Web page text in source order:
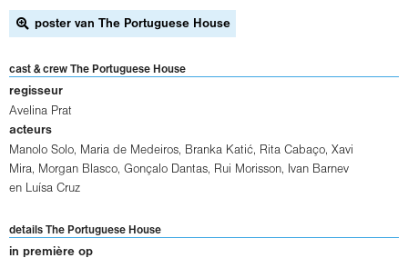
poster van The Portuguese House
cast & crew The Portuguese House
regisseur
Avelina Prat
acteurs
Manolo Solo, Maria de Medeiros, Branka Katić, Rita Cabaço, Xavi
Mira, Morgan Blasco, Gonçalo Dantas, Rui Morisson,
Ivan Barnev
en
Luísa Cruz
details The Portuguese House
in première op